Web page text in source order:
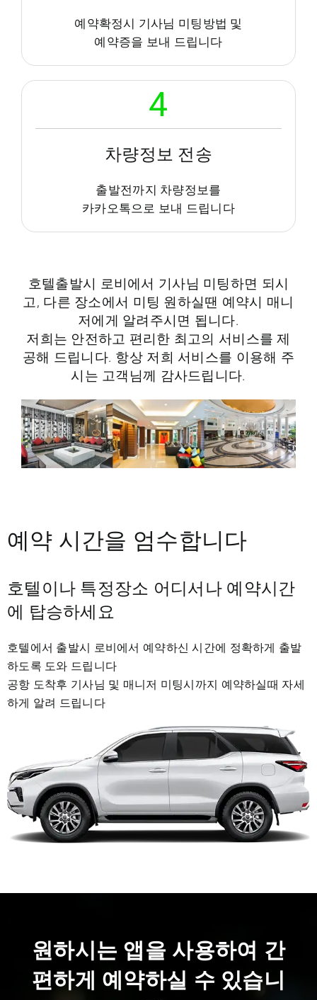
예약확정시 기사님 미팅방법 및
예약증을 보내 드립니다
4
차량정보 전송
출발전까지 차량정보를
카카오톡으로 보내 드립니다
호텔출발시 로비에서 기사님 미팅하면 되시
고, 다른 장소에서 미팅 원하실땐 예약시 매니
저에게 알려주시면 됩니다.
저희는 안전하고 편리한 최고의 서비스를 제
공해 드립니다. 항상 저희 서비스를 이용해 주
시는 고객님께 감사드립니다.
예약 시간을 엄수합니다
호텔이나 특정장소 어디서나 예약시간
에 탑승하세요
호텔에서 출발시 로비에서 예약하신 시간에 정확하게 출발
하도록 도와 드립니다
공항 도착후 기사님 및 매니저 미팅시까지 예약하실때 자세
하게 알려 드립니다
원하시는 앱을 사용하여 간
편하게 예약하실 수 있습니